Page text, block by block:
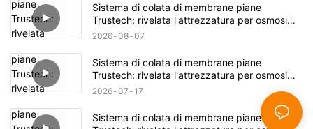
Sistema di colata di membrane piane
Trustech: rivelata l'attrezzatura per osmosi
inversa (XVI)
2026 08 07
Sistema di colata di membrane piane
Trustech: rivelata l'attrezzatura per osmosi
inversa (XIV)
2026 07 17
Sistema di colata di membrane piane